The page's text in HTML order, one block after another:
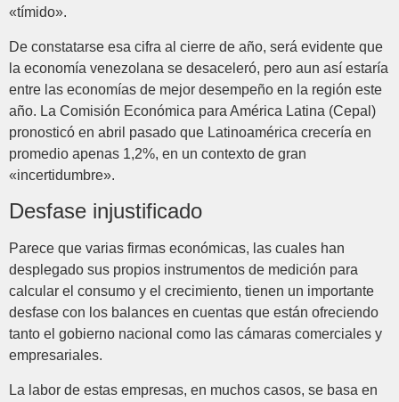
«tímido».
De constatarse esa cifra al cierre de año, será evidente que
la economía venezolana se desaceleró, pero aun así estaría
entre las economías de mejor desempeño en la región este
año. La Comisión Económica para América Latina (Cepal)
pronosticó en abril pasado que Latinoamérica crecería en
promedio apenas 1,2%, en un contexto de gran
«incertidumbre».
Desfase injustificado
Parece que varias firmas económicas, las cuales han
desplegado sus propios instrumentos de medición para
calcular el consumo y el crecimiento, tienen un importante
desfase con los balances en cuentas que están ofreciendo
tanto el gobierno nacional como las cámaras comerciales y
empresariales.
La labor de estas empresas, en muchos casos, se basa en